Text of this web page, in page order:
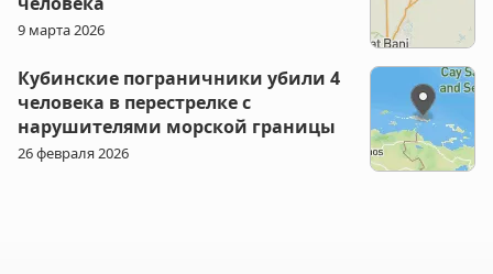
9 марта 2026
Кубинские пограничники убили 4
человека в перестрелке с
нарушителями морской границы
26 февраля 2026